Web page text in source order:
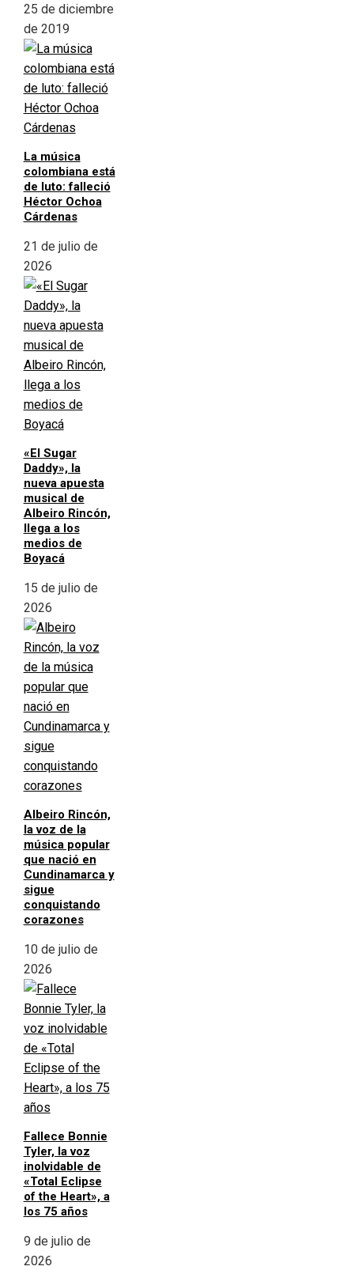
25 de diciembre
de 2019
La música
colombiana está
de luto: falleció
Héctor Ochoa
Cárdenas
21 de julio de
2026
«El Sugar
Daddy», la
nueva apuesta
musical de
Albeiro Rincón,
llega a los
medios de
Boyacá
15 de julio de
2026
Albeiro Rincón,
la voz de la
música popular
que nació en
Cundinamarca y
sigue
conquistando
corazones
10 de julio de
2026
Fallece Bonnie
Tyler, la voz
inolvidable de
«Total Eclipse
of the Heart», a
los 75 años
9 de julio de
2026